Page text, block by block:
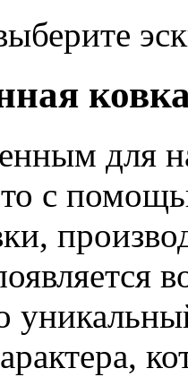
для
с